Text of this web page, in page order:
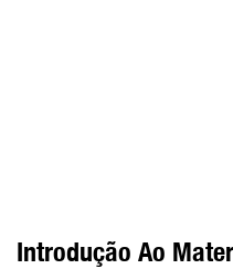
Introdução Ao